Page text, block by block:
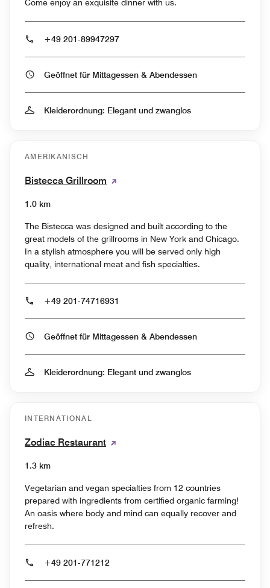
Come enjoy an exquisite dinner with us.
+49 201-89947297
Geöffnet für Mittagessen & Abendessen
Kleiderordnung: Elegant und zwanglos
AMERIKANISCH
Bistecca Grillroom
1.0 km
The Bistecca was designed and built according to the
great models of the grillrooms in New York and Chicago.
In a stylish atmosphere you will be served only high
quality, international meat and fish specialties.
+49 201-74716931
Geöffnet für Mittagessen & Abendessen
Kleiderordnung: Elegant und zwanglos
INTERNATIONAL
Zodiac Restaurant
1.3 km
Vegetarian and vegan specialties from 12 countries
prepared with ingredients from certified organic farming!
An oasis where body and mind can equally recover and
refresh.
+49 201-771212